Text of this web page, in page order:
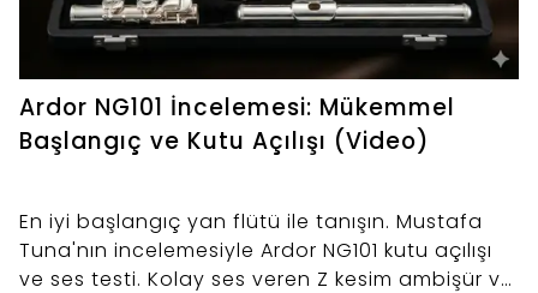
Ardor NG101 İncelemesi: Mükemmel
Başlangıç ve Kutu Açılışı (Video)
En iyi başlangıç yan flütü ile tanışın. Mustafa
Tuna'nın incelemesiyle Ardor NG101 kutu açılışı
ve ses testi. Kolay ses veren Z kesim ambişür ve